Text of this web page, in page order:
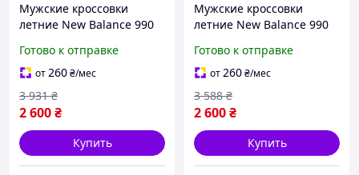
Мужские кроссовки
летние New Balance 990
41 лето
Готово к отправке
от260₴/мес
2 600₴
3 931 ₴
Купить
Мужские кроссовки
летние New Balance 990
41 лето
Готово к отправке
от260₴/мес
2 600₴
3 588 ₴
Купить